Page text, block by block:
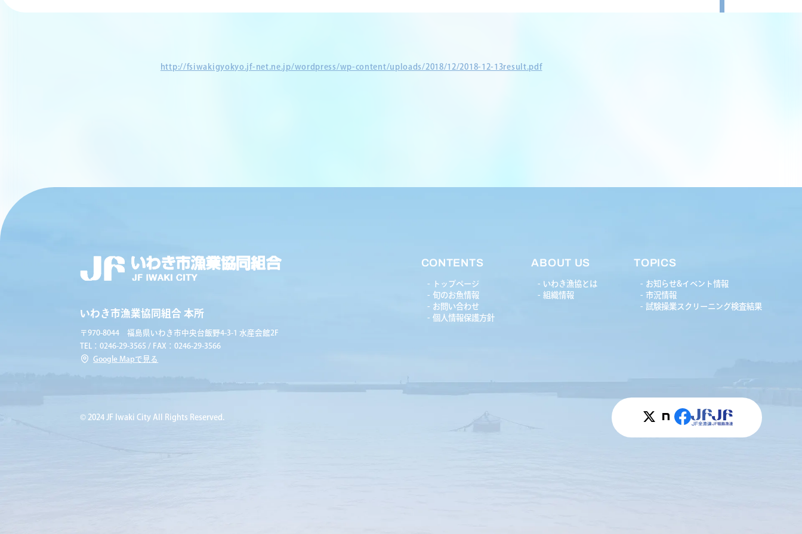
http://fsiwakigyokyo.jf-net.ne.jp/wordpress/wp-content/uploads/2018/12/2018-12-13result.pdf
いわき市漁業協同組合 本所
〒970-8044 福島県いわき市中央台飯野4-3-1 水産会館2F
TEL：0246-29-3565 / FAX：0246-29-3566
Google Mapで見る
CONTENTS
トップページ
旬のお魚情報
お問い合わせ
個人情報保護方針
ABOUT US
いわき漁協とは
組織情報
TOPICS
お知らせ&イベント情報
市況情報
試験操業スクリーニング検査結果
© 2024 JF Iwaki City All Rights Reserved.